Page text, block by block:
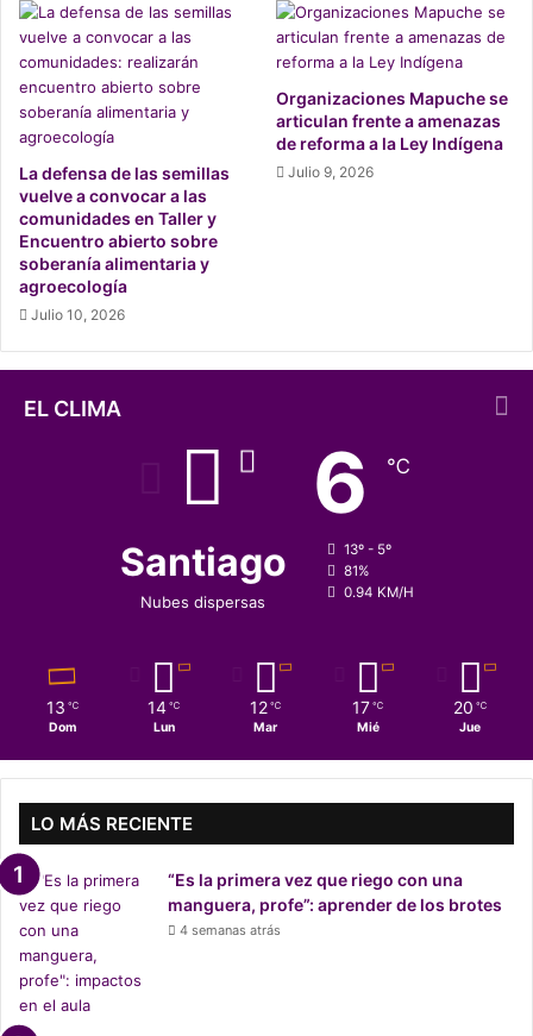
recoge el saber, conocimiento y experiencias. Lo anterior
tanto del mundo popular como del mundo académico.
Maximiliano Muñoz, consejero nacional de la pesca
artesanal de Chile es parte de la instancia. El dirigente
invita a “ser partícipe de esta gran unión del pueblo
chileno. Seamos uno sólo. Seamos pescadores
constituyentes de nuestro país”.
Así mismo el académico e historiador Gabriel Salazar
también se hace parte de Distrito 156 ya que “como todos,
soy parte de la historia”.
¿Qué constituyentes impulsan
Distrito 156?
La defensa de las semillas
vuelve a convocar a las
comunidades en Taller y
Encuentro abierto sobre
soberanía alimentaria y
agroecología
Julio 10, 2026
Organizaciones Mapuche se
articulan frente a amenazas
de reforma a la Ley Indígena
Julio 9, 2026
EL CLIMA
Santiago
Nubes dispersas
6 ℃
13º - 5º
81%
0.94 KM/H
13 ℃
Dom
14 ℃
Lun
12 ℃
Mar
17 ℃
Mié
20 ℃
Jue
LO MÁS RECIENTE
“Es la primera vez que riego con una
manguera, profe”: aprender de los brotes
4 semanas atrás